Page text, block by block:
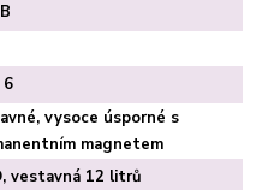
6
vysoce úsporné s
magnetem
vestavná 12 litrů